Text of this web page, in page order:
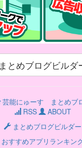
まとめブログビルダ
芸能にゅーす まとめブ
RSS
ABOUT
まとめブログビルダー
おすすめアプリランキン